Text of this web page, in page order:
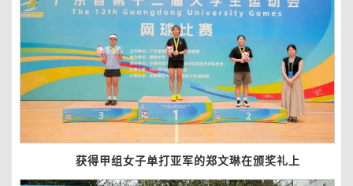
获得甲组女子单打亚军的郑文琳在颁奖礼上